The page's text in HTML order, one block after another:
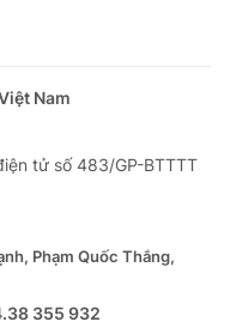
Nam
tử số 483/GP-BTTTT
Phạm Quốc Thắng,
355 932